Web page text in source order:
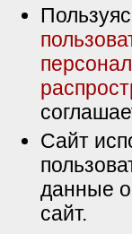
Сайт
данные
сайт.